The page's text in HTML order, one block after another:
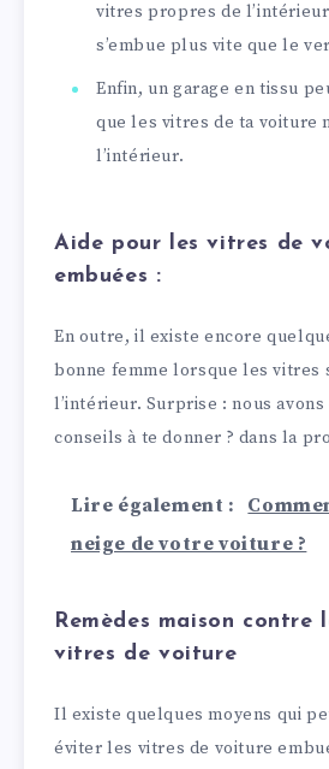
vitres propres de
s’embue plus vite que le
Enfin, un garage en tissu
que les vitres de ta voiture
l’intérieur.
Aide pour les vitres de
embuées :
En outre, il existe encore
bonne femme lorsque les vitres
l’intérieur. Surprise : nous
conseils à te donner ? dans la
Lire également :
neige de votre voiture ?
Remèdes maison contre
vitres de voiture
Il existe quelques moyens qui
éviter les vitres de voiture